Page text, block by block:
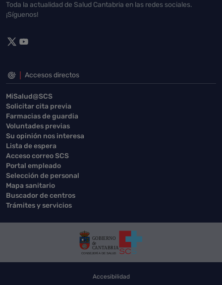
Toda la actualidad de Salud Cantabria en las redes sociales.
¡Síguenos!
Accesos directos
MiSalud@SCS
Solicitar cita previa
Farmacias de guardia
Voluntades previas
Su opinión nos interesa
Lista de espera
Acceso correo SCS
Portal empleado
Selección de personal
Mapa sanitario
Buscador de centros
Trámites y servicios
Accesibilidad